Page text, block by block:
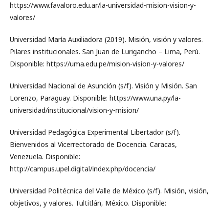
https://www.favaloro.edu.ar/la-universidad-mision-vision-y-
valores/
Universidad María Auxiliadora (2019). Misión, visión y valores.
Pilares institucionales. San Juan de Lurigancho – Lima, Perú.
Disponible: https://uma.edu.pe/mision-vision-y-valores/
Universidad Nacional de Asunción (s/f). Visión y Misión. San
Lorenzo, Paraguay. Disponible: https://www.una.py/la-
universidad/institucional/vision-y-mision/
Universidad Pedagógica Experimental Libertador (s/f).
Bienvenidos al Vicerrectorado de Docencia. Caracas,
Venezuela. Disponible:
http://campus.upel.digital/index.php/docencia/
Universidad Politécnica del Valle de México (s/f). Misión, visión,
objetivos, y valores. Tultitlán, México. Disponible: